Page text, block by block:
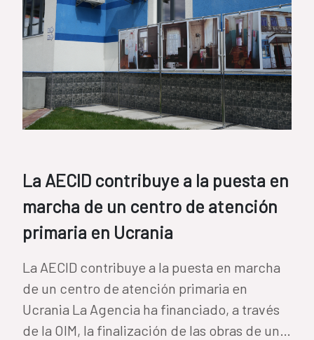
Agua y saneamiento (333)
Salud (265)
Educación (225)
La AECID contribuye a la puesta en
marcha de un centro de atención
primaria en Ucrania
La AECID contribuye a la puesta en marcha
de un centro de atención primaria en
Ucrania La Agencia ha financiado, a través
de la OIM, la finalización de las obras de una